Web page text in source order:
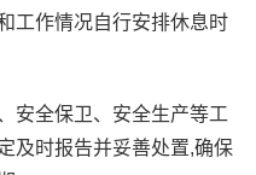
工作情况自行安排休息时
安全保卫、安全生产等工
及时报告并妥善处置,确保